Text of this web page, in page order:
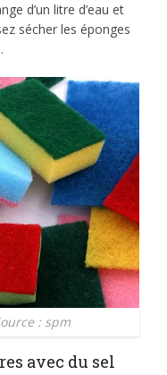
d’un litre d’eau et
sécher les éponges
: spm
avec du sel